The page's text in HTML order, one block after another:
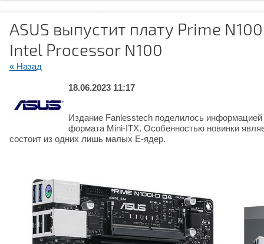
ASUS выпустит плату Prime
Intel Processor N100
« Назад
18.06.2023 11:17
Издание Fanlesstech поделилось
формата Mini-ITX. Особенностью новинки
состоит из одних лишь малых E-ядер.